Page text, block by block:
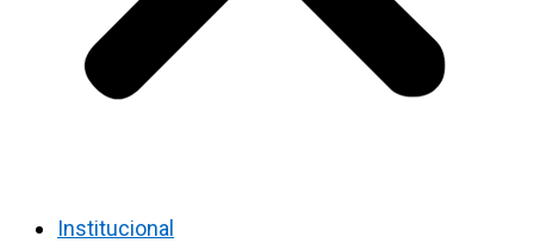
Institucional